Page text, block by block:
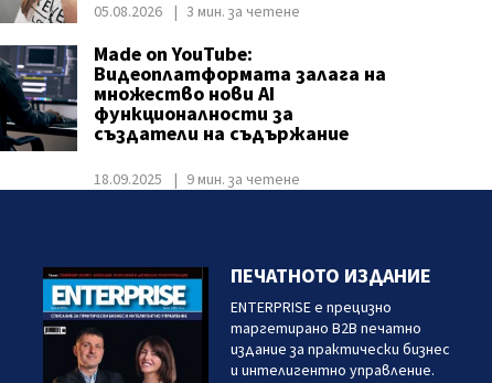
05.08.2026 3 мин. за четене
Made on YouTube:
Видеоплатформата залага на
множество нови AI
функционалности за
създатели на съдържание
18.09.2025 9 мин. за четене
ПЕЧАТНОТО ИЗДАНИЕ
ENTERPRISE е прецизно
таргетирано B2B печатно
издание за практически бизнес
и интелигентно управление.